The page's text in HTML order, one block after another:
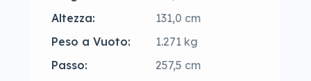
Altezza:
131,0 cm
Peso a Vuoto:
1.271 kg
Passo:
257,5 cm